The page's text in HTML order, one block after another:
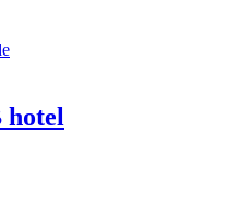
hotel